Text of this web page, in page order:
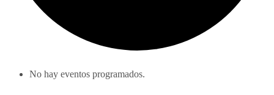
No hay eventos programados.